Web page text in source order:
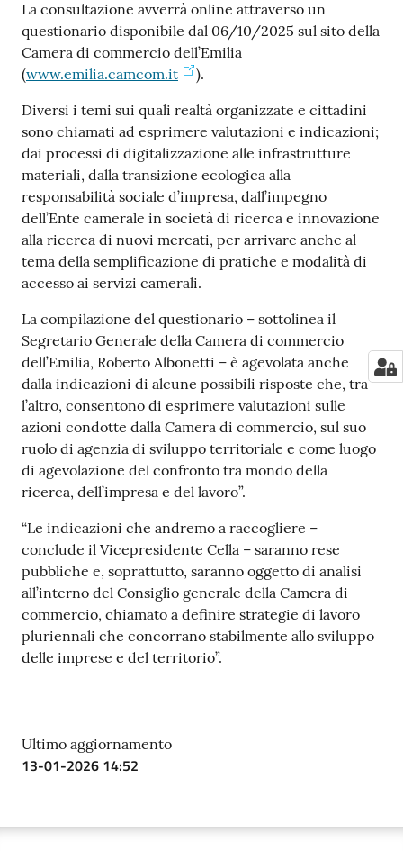
La consultazione avverrà online attraverso un
questionario disponibile dal 06/10/2025 sul sito della
Camera di commercio dell’Emilia
(www.emilia.camcom.it
).
Diversi i temi sui quali realtà organizzate e cittadini
sono chiamati ad esprimere valutazioni e indicazioni;
dai processi di digitalizzazione alle infrastrutture
materiali, dalla transizione ecologica alla
responsabilità sociale d’impresa, dall’impegno
dell’Ente camerale in società di ricerca e innovazione
alla ricerca di nuovi mercati, per arrivare anche al
tema della semplificazione di pratiche e modalità di
accesso ai servizi camerali.
La compilazione del questionario – sottolinea il
Segretario Generale della Camera di commercio
dell’Emilia, Roberto Albonetti – è agevolata anche
dalla indicazioni di alcune possibili risposte che, tra
l’altro, consentono di esprimere valutazioni sulle
azioni condotte dalla Camera di commercio, sul suo
ruolo di agenzia di sviluppo territoriale e come luogo
di agevolazione del confronto tra mondo della
ricerca, dell’impresa e del lavoro”.
“Le indicazioni che andremo a raccogliere –
conclude il Vicepresidente Cella – saranno rese
pubbliche e, soprattutto, saranno oggetto di analisi
all’interno del Consiglio generale della Camera di
commercio, chiamato a definire strategie di lavoro
pluriennali che concorrano stabilmente allo sviluppo
delle imprese e del territorio”.
Ultimo aggiornamento
13-01-2026 14:52